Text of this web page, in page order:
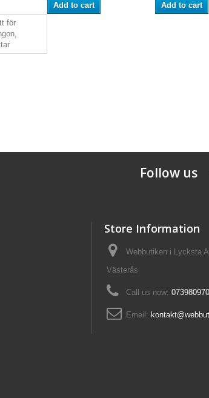
Add to cart Add to cart
Follow us
Store Information
Webbutiken i Lycksta
Västerås
Call us now:
Email: